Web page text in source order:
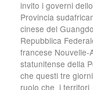
invito i governi
Provincia
cinese del
Repubblica
francese Nouvelle-
statunitense della
che questi tre
ruolo che i territori